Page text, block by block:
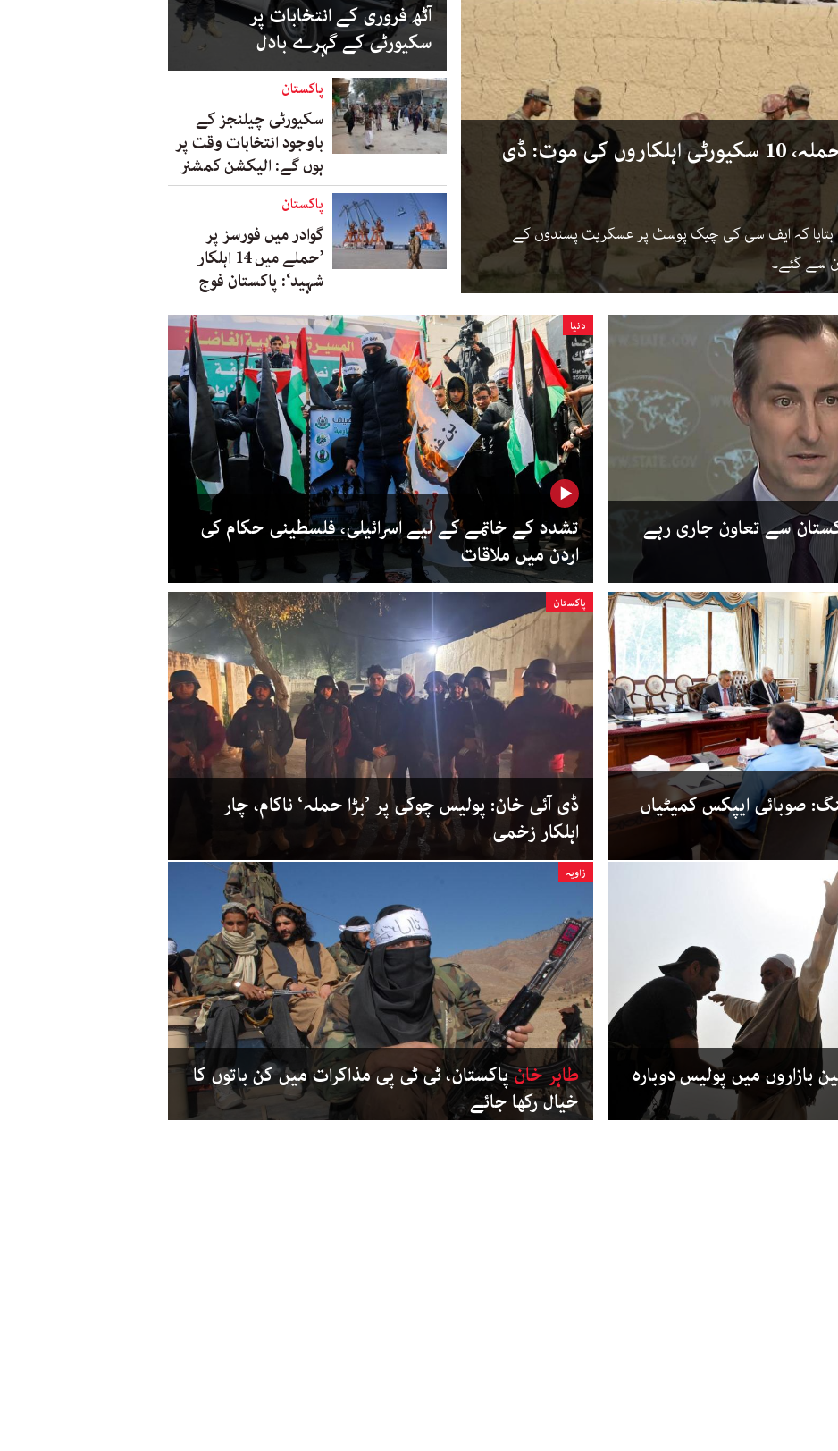
عسکریت پسندوں کا حملہ، 10 سکیورٹی اہلکاروں کی موت: ڈی
بتایا کہ ایف سی کی چیک پوسٹ پر عسکریت پسندوں کے
آٹھ فروری کے انتخابات پر
سکیورٹی کے گہرے بادل
پاکستان
سکیورٹی چیلنجز کے
باوجود انتخابات وقت پر
ہوں گے: الیکشن کمشنر
پاکستان
گوادر میں فورسز پر
’حملے میں 14 اہلکار
شہید‘: پاکستان فوج
سے تعاون جاری رہے
دنیا
تشدد کے خاتمے کے لیے اسرائیلی، فلسطینی حکام کی
اردن میں ملاقات
صوبائی ایپکس کمیٹیاں
پاکستان
ڈی آئی خان: پولیس چوکی پر ’بڑا حملہ‘ ناکام، چار
اہلکار زخمی
بازاروں میں پولیس دوبارہ
زاویہ
طاہر خانپاکستان، ٹی ٹی پی مذاکرات میں کن باتوں کا
خیال رکھا جائے